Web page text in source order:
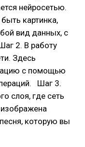
нейросетью.
картинка,
вид данных, с
2. В работу
Здесь
с помощью
Шаг 3.
слоя, где сеть
изображена
которую вы